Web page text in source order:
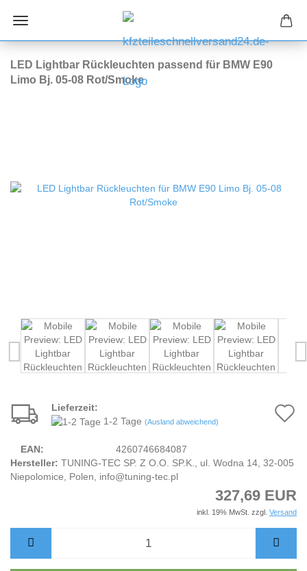
LED Lightbar Rückleuchten passend für BMW E90
Limo Bj. 05-08 Rot/Smoke
Lieferzeit:
1-2 Tage (Ausland abweichend)
EAN:
4260746684087
Hersteller: TUNING-TEC SP. Z O.O. SP.K., ul. Wodna 14, 32-005
Niepolomice, Polen, info@tuning-tec.pl
327,69 EUR
inkl. 19% MwSt. zzgl. Versand